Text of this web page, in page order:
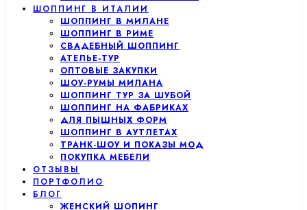
ШОППИНГ В ИТАЛИИ
ШОППИНГ В МИЛАНЕ
ШОППИНГ В РИМЕ
СВАДЕБНЫЙ ШОППИНГ
АТЕЛЬЕ-ТУР
ОПТОВЫЕ ЗАКУПКИ
ШОУ-РУМЫ МИЛАНА
ШОППИНГ ТУР ЗА ШУБОЙ
ШОППИНГ НА ФАБРИКАХ
ДЛЯ ПЫШНЫХ ФОРМ
ШОППИНГ В АУТЛЕТАХ
ТРАНК-ШОУ И ПОКАЗЫ МОД
ПОКУПКА МЕБЕЛИ
ОТЗЫВЫ
ПОРТФОЛИО
БЛОГ
ЖЕНСКИЙ ШОПИНГ